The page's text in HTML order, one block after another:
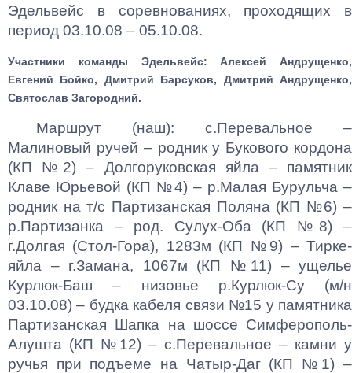
Эдельвейс в соревнованиях, проходящих в
период 03.10.08 – 05.10.08.
Участники команды Эдельвейс: Алексей Андрущенко,
Евгений Бойко, Дмитрий Барсуков, Дмитрий Андрущенко,
Святослав Загородний.
Маршрут (наш): с.Перевальное –
Малиновый ручей – родник у Букового кордона
(КП №2) – Долгоруковская яйла – памятник
Клаве Юрьевой (КП №4) – р.Малая Бурульча –
родник на т/с Партизанская Поляна (КП №6) –
р.Партизанка – род. Сулух-Оба (КП №8) –
г.Долгая (Стол-Гора), 1283м (КП №9) – Тирке-
яйла – г.Замана, 1067м (КП №11) – ущелье
Курлюк-Баш – низовье р.Курлюк-Су (м/н
03.10.08) – будка кабеля связи №15 у памятника
Партизанская Шапка на шоссе Симферополь-
Алушта (КП №12) – с.Перевальное – камни у
ручья при подъеме на Чатыр-Даг (КП №1) –